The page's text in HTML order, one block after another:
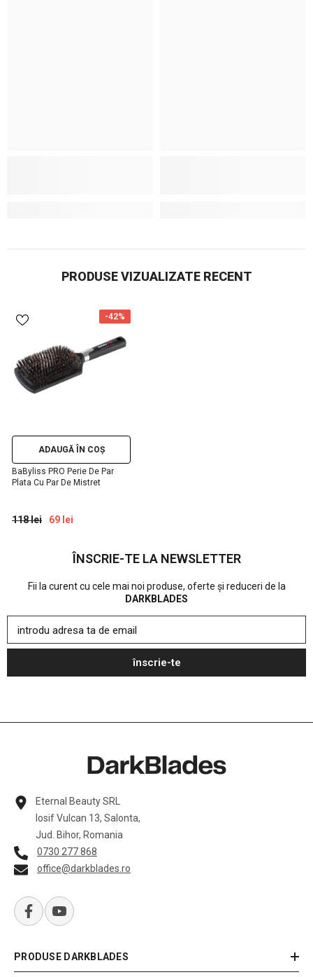
PRODUSE VIZUALIZATE RECENT
-42%
ADAUGĂ ÎN COȘ
BaByliss PRO Perie De Par
Plata Cu Par De Mistret
118 lei 69 lei
ÎNSCRIE-TE LA NEWSLETTER
Fii la curent cu cele mai noi produse, oferte și reduceri de la
DARKBLADES
introdu adresa ta de email
înscrie-te
Eternal Beauty SRL
Iosif Vulcan 13, Salonta,
Jud. Bihor, Romania
0730 277 868
office@darkblades.ro
PRODUSE DARKBLADES